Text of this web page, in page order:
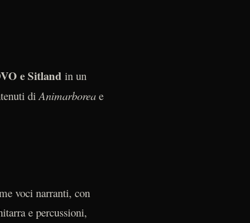
e Sitland in un
di Animarborea e
voci narranti, con
e percussioni,